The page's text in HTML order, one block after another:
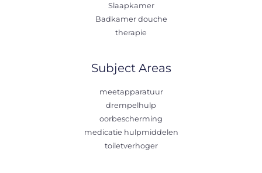
Slaapkamer
Badkamer douche
therapie
Subject Areas
meetapparatuur
drempelhulp
oorbescherming
medicatie hulpmiddelen
toiletverhoger